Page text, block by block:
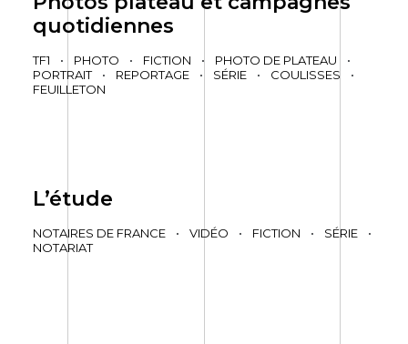
quotidiennes
TF1 • PHOTO • FICTION • PHOTO DE PLATEAU
•
PORTRAIT
• REPORTAGE • SÉRIE • COULISSES
•
FEUILLETON
L’étude
NOTAIRES DE FRANCE • VIDÉO • FICTION • SÉRIE
•
NOTARIAT